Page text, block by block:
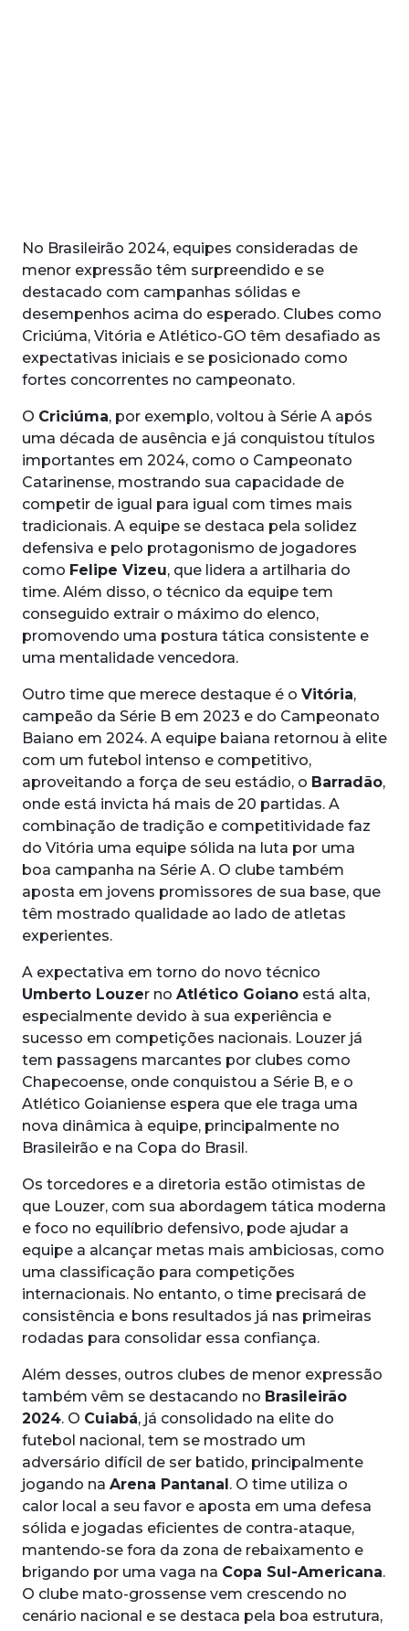
No Brasileirão 2024, equipes consideradas de
menor expressão têm surpreendido e se
destacado com campanhas sólidas e
desempenhos acima do esperado. Clubes como
Criciúma, Vitória e Atlético-GO têm desafiado as
expectativas iniciais e se posicionado como
fortes concorrentes no campeonato.
O Criciúma, por exemplo, voltou à Série A após
uma década de ausência e já conquistou títulos
importantes em 2024, como o Campeonato
Catarinense, mostrando sua capacidade de
competir de igual para igual com times mais
tradicionais. A equipe se destaca pela solidez
defensiva e pelo protagonismo de jogadores
como Felipe Vizeu, que lidera a artilharia do
time. Além disso, o técnico da equipe tem
conseguido extrair o máximo do elenco,
promovendo uma postura tática consistente e
uma mentalidade vencedora.
Outro time que merece destaque é o Vitória,
campeão da Série B em 2023 e do Campeonato
Baiano em 2024. A equipe baiana retornou à elite
com um futebol intenso e competitivo,
aproveitando a força de seu estádio, o Barradão,
onde está invicta há mais de 20 partidas. A
combinação de tradição e competitividade faz
do Vitória uma equipe sólida na luta por uma
boa campanha na Série A. O clube também
aposta em jovens promissores de sua base, que
têm mostrado qualidade ao lado de atletas
experientes.
A expectativa em torno do novo técnico
Umberto Louzer no Atlético Goiano está alta,
especialmente devido à sua experiência e
sucesso em competições nacionais. Louzer já
tem passagens marcantes por clubes como
Chapecoense, onde conquistou a Série B, e o
Atlético Goianiense espera que ele traga uma
nova dinâmica à equipe, principalmente no
Brasileirão e na Copa do Brasil.
Os torcedores e a diretoria estão otimistas de
que Louzer, com sua abordagem tática moderna
e foco no equilíbrio defensivo, pode ajudar a
equipe a alcançar metas mais ambiciosas, como
uma classificação para competições
internacionais. No entanto, o time precisará de
consistência e bons resultados já nas primeiras
rodadas para consolidar essa confiança.
Além desses, outros clubes de menor expressão
também vêm se destacando no Brasileirão
2024. O Cuiabá, já consolidado na elite do
futebol nacional, tem se mostrado um
adversário difícil de ser batido, principalmente
jogando na Arena Pantanal. O time utiliza o
calor local a seu favor e aposta em uma defesa
sólida e jogadas eficientes de contra-ataque,
mantendo-se fora da zona de rebaixamento e
brigando por uma vaga na Copa Sul-Americana.
O clube mato-grossense vem crescendo no
cenário nacional e se destaca pela boa estrutura,